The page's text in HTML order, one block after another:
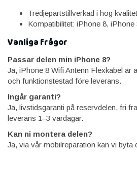
Tredjepartstillverkad i hög kvalitet
Kompatibilitet: iPhone 8, iPhone
Vanliga frågor
Passar delen min iPhone 8?
Ja, iPhone 8 Wifi Antenn Flexkabel är
och funktionstestad före leverans.
Ingår garanti?
Ja, livstidsgaranti på reservdelen, fri
leverans 1–3 vardagar.
Kan ni montera delen?
Ja, via vår mobilreparation kan vi byta